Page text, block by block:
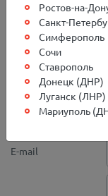
ФИО или
название
компании*
Город
Телефон*
E-mail
Ростов-на-
Санкт-
Симферополь
Сочи
Ставрополь
Донецк (ДНР)
Луганск (ЛНР)
Мариуполь